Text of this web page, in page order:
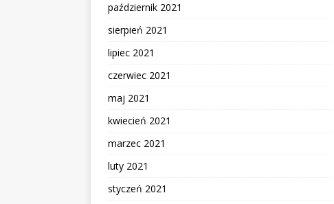
październik 2021
sierpień 2021
lipiec 2021
czerwiec 2021
maj 2021
kwiecień 2021
marzec 2021
luty 2021
styczeń 2021